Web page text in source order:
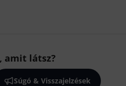
amit látsz?
Súgó & Visszajelzések